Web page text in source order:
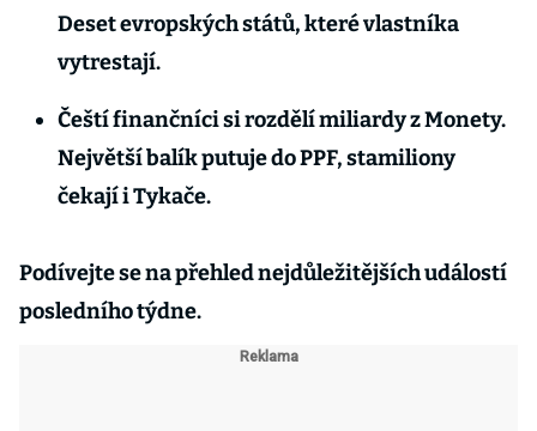
Deset evropských států, které vlastníka
vytrestají.
Čeští finančníci si rozdělí miliardy z Monety.
Největší balík putuje do PPF, stamiliony
čekají i Tykače.
Podívejte se na přehled nejdůležitějších událostí
posledního týdne.